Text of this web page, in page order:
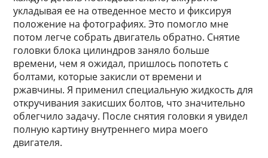
укладывая ее на отведенное место и фиксируя
положение на фотографиях. Это помогло мне
потом легче собрать двигатель обратно. Снятие
головки блока цилиндров заняло больше
времени, чем я ожидал, пришлось попотеть с
болтами, которые закисли от времени и
ржавчины. Я применил специальную жидкость для
откручивания закисших болтов, что значительно
облегчило задачу. После снятия головки я увидел
полную картину внутреннего мира моего
двигателя.